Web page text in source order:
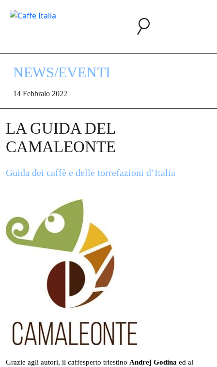
NEWS/EVENTI
14 Febbraio 2022
LA GUIDA DEL
CAMALEONTE
Guida dei caffè e delle torrefazioni d’Italia
Grazie agli autori, il caffesperto triestino Andrej Godina ed al